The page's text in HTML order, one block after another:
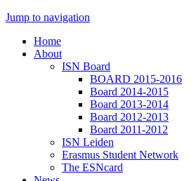
Jump to navigation
Home
About
ISN Board
BOARD 2015-2016
Board 2014-2015
Board 2013-2014
Board 2012-2013
Board 2011-2012
ISN Leiden
Erasmus Student Network
The ESNcard